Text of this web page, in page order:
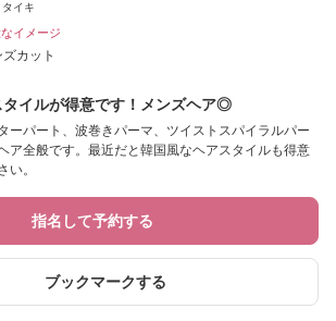
イキ
イメージ
ズカット
イルが得意です！メンズヘア◎
ーパート、波巻きパーマ、ツイストスパイラルパー
ア全般です。最近だと韓国風なヘアスタイルも得意
い。
指名して予約する
ブックマークする